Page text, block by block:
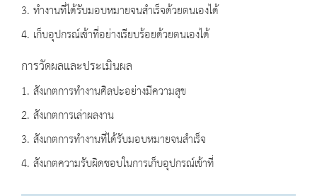
3. ทำงานที่ได้รับมอบหมายจนสำเร็จด้วยตนเองได้
4. เก็บอุปกรณ์เข้าที่อย่างเรียบร้อยด้วยตนเองได้
การวัดผลและประเมินผล
1. สังเกตการทำงานศิลปะอย่างมีความสุข
2. สังเกตการเล่าผลงาน
3. สังเกตการทำงานที่ได้รับมอบหมายจนสำเร็จ
4. สังเกตความรับผิดชอบในการเก็บอุปกรณ์เข้าที่